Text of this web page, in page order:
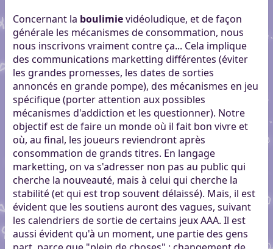
Concernant la boulimievidéoludique, et de façon
générale les mécanismes de consommation, nous
nous inscrivons vraiment contre ça... Cela implique
des communications marketting différentes (éviter
les grandes promesses, les dates de sorties
annoncés en grande pompe), des mécanismes en jeu
spécifique (porter attention aux possibles
mécanismes d'addiction et les questionner). Notre
objectif est de faire un monde où il fait bon vivre et
où, au final, les joueurs reviendront après
consommation de grands titres. En langage
marketting, on va s'adresser non pas au public qui
cherche la nouveauté, mais à celui qui cherche la
stabilité (et qui est trop souvent délaissé). Mais, il est
évident que les soutiens auront des vagues, suivant
les calendriers de sortie de certains jeux AAA. Il est
aussi évident qu'à un moment, une partie des gens